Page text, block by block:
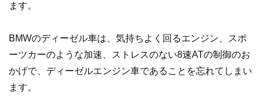
ます。
BMWのディーゼル車は、気持ちよく回るエンジン、スポ
ーツカーのような加速、ストレスのない8速ATの制御のお
かげで、ディーゼルエンジン車であることを忘れてしまい
ます。